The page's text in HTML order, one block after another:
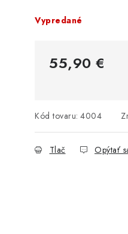
Vypredané
55,90 €
Kód tovaru: 4004
Tlač Opýtať